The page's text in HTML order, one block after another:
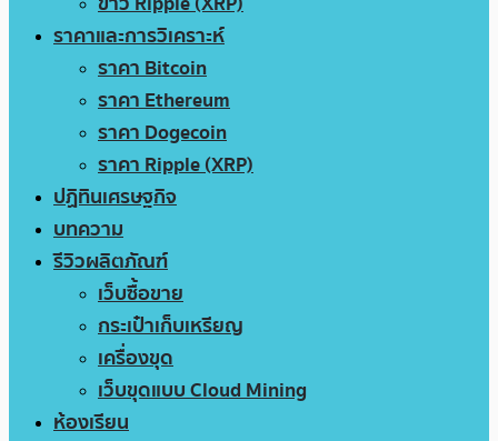
ราคาและการวิเคราะห์
ราคา Bitcoin
ราคา Ethereum
ราคา Dogecoin
ราคา Ripple (XRP)
ปฏิทินเศรษฐกิจ
บทความ
รีวิวผลิตภัณฑ์
เว็บซื้อขาย
กระเป๋าเก็บเหรียญ
เครื่องขุด
เว็บขุดแบบ Cloud Mining
ห้องเรียน